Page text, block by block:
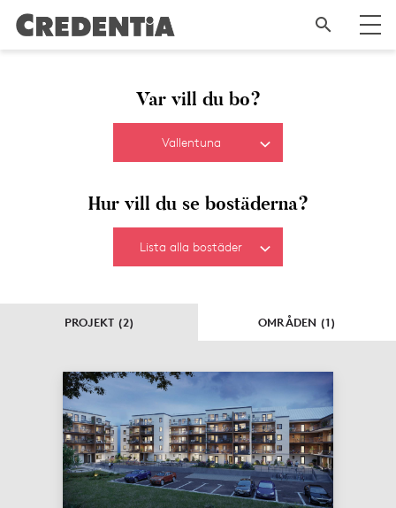
Var vill du bo?
Vallentuna
Hur vill du se bostäderna?
Lista alla bostäder
PROJEKT (2) OMRÅDEN (1)